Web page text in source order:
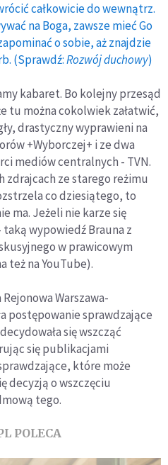
całkowicie do wewnątrz.
na Boga, zawsze mieć Go
o sobie, aż znajdzie
(Sprawdź:Rozwój duchowy)
kabaret. Bo kolejny przesąd
tu można cokolwiek załatwić,
drastyczny wyprawieni na
+Wyborczej+ i ze dwa
mediów centralnych - TVN.
zdrajcach ze starego reżimu
co dziesiątego, to
ma. Jeżeli nie karze się
wypowiedź Brauna z
w prawicowym
też na YouTube).
Warszawa-
postępowanie sprawdzające
się wszcząć
się publikacjami
które może
decyzją o wszczęciu
tego.
POLECA